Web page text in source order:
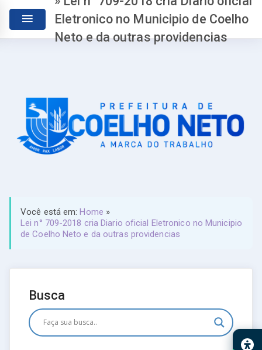
Eletronico no Municipio de Coelho
Neto e da outras providencias
Você está em:Home »
Lei n° 709-2018 cria Diario oficial Eletronico no Municipio
de Coelho Neto e da outras providencias
Busca